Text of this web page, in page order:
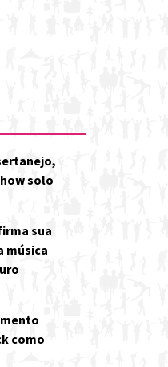
solo
sua
música
como